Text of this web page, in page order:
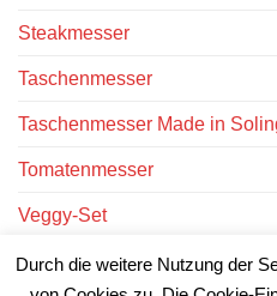
Steakmesser
Taschenmesser
Taschenmesser Made in
Tomatenmesser
Veggy-Set
Victorinox Messer
Durch die weitere Nutzung der